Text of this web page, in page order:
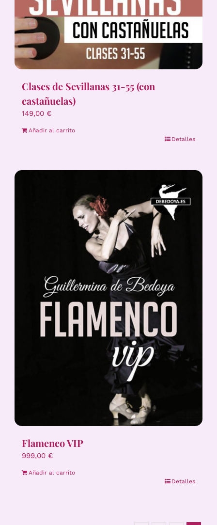
Clases de Sevillanas 31-55 (con
castañuelas)
149,00 €
Añadir al carrito
Detalles
Flamenco VIP
999,00 €
Añadir al carrito
Detalles